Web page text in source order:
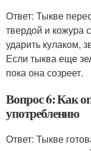
Ответ: Тыкве
твердой и кожура
ударить кулаком,
Если тыква еще
пока она созреет.
Вопрос 6: Как
употреблению
Ответ: Тыкве